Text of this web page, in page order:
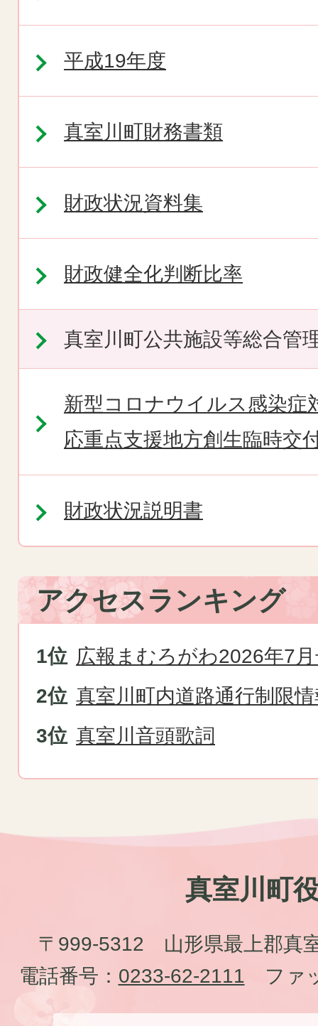
平成19年度
真室川町財務書類
財政状況資料集
財政健全化判断比率
真室川町公共施設等総合管
新型コロナウイルス感染症
応重点支援地方創生臨時交
財政状況説明書
アクセスランキング
広報まむろがわ2026年7
真室川町内道路通行制限
真室川音頭歌詞
真室川町
〒999-5312 山形県最上郡真
電話番号： 0233-62-2111 ファ